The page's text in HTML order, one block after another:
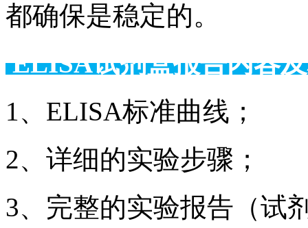
都确保是稳定的。
ELISA试剂盒报告内
1、ELISA标准曲线；
2、详细的实验步骤；
3、完整的实验报告（试